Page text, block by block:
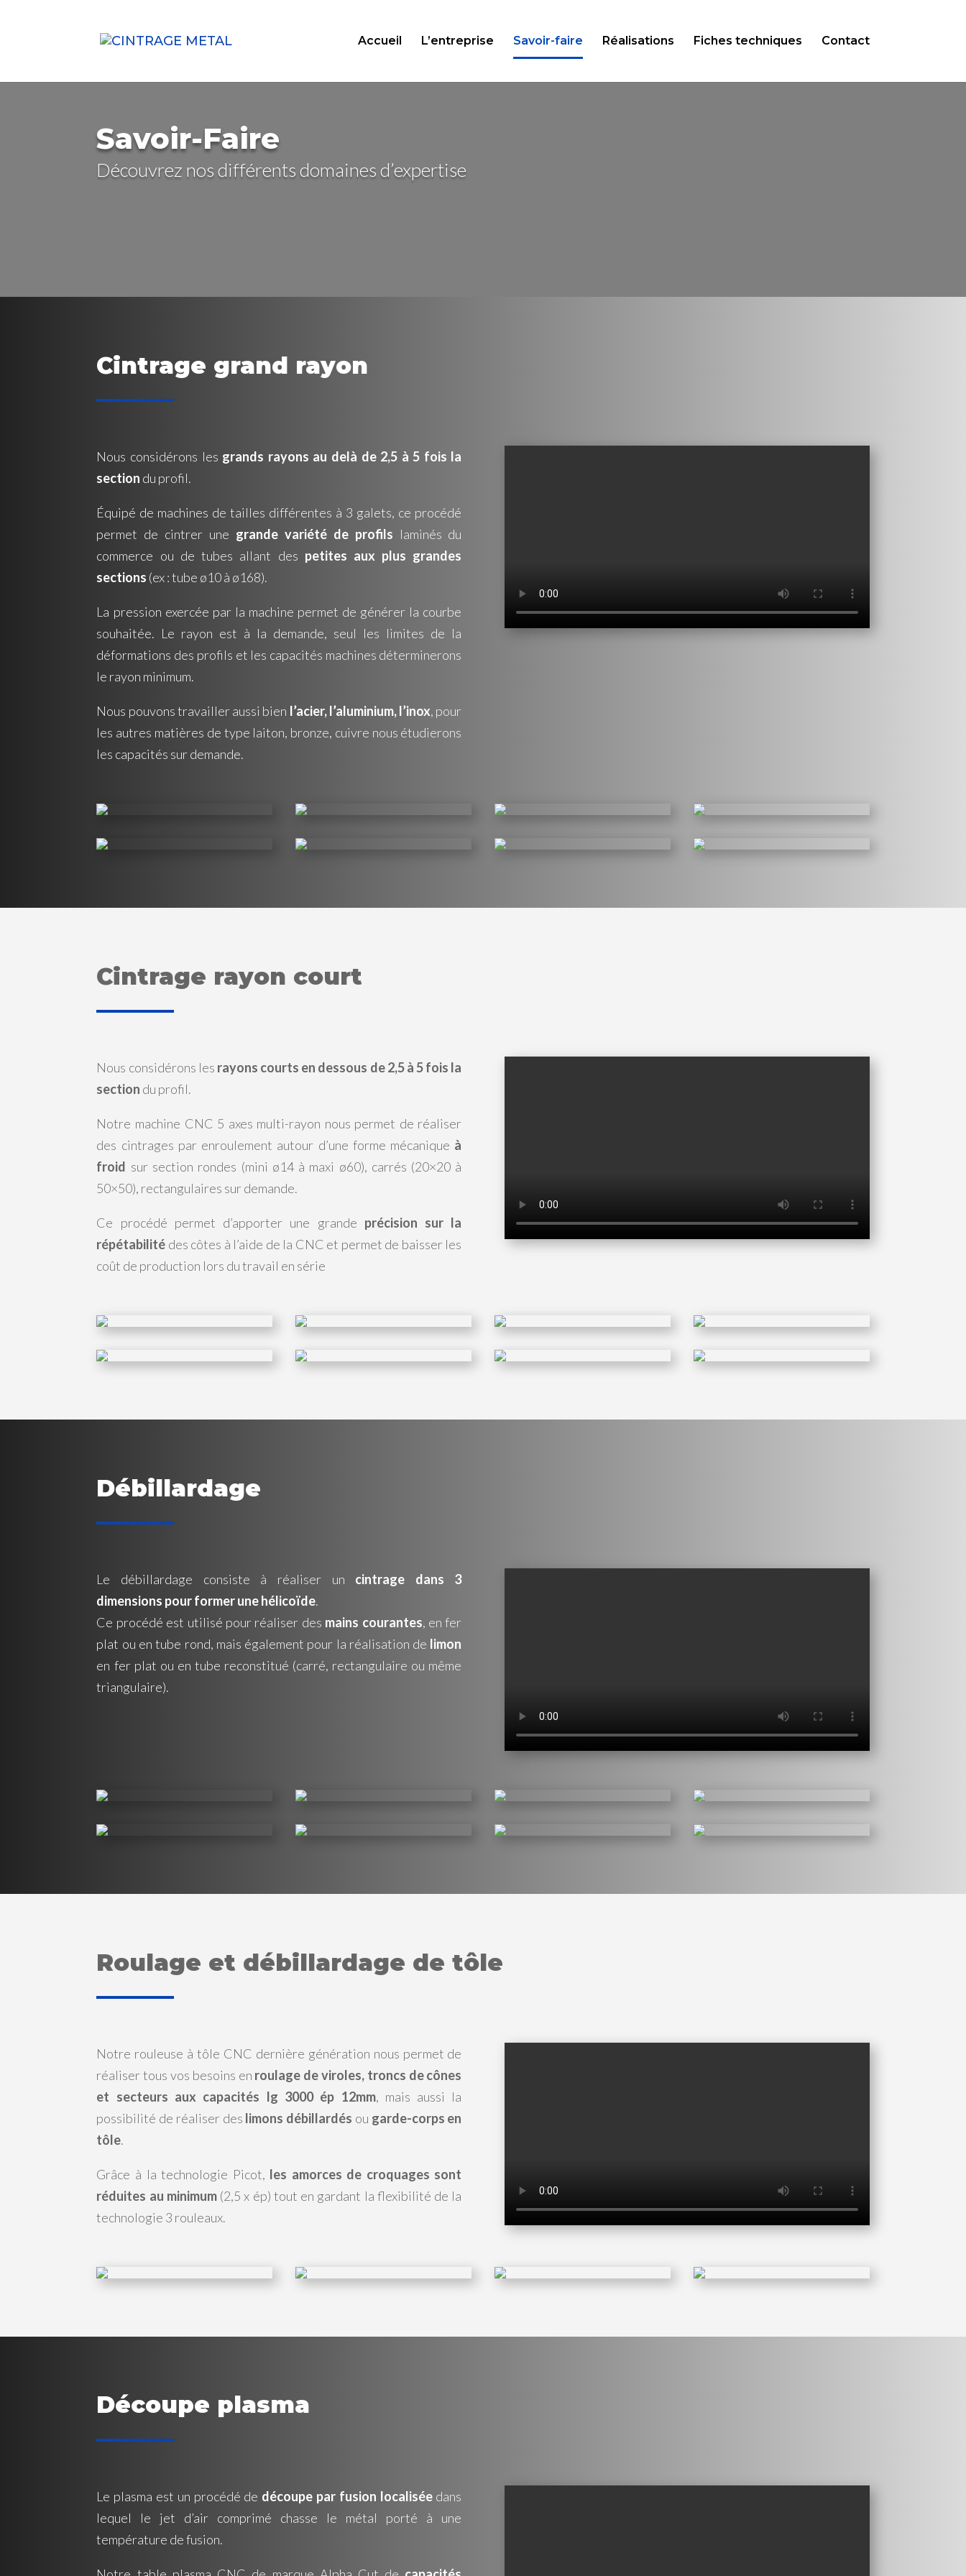
Accueil L’entreprise Savoir-faire Réalisations Fiches techniques Contact
Savoir-Faire
Découvrez nos différents domaines d’expertise
Cintrage grand rayon
Nous considérons les grands rayons au delà de 2,5 à 5 fois la
section du profil.
Équipé de machines de tailles différentes à 3 galets, ce procédé
permet de cintrer une grande variété de profils laminés du
commerce ou de tubes allant des petites aux plus grandes
sections (ex : tube ø10 à ø168).
La pression exercée par la machine permet de générer la courbe
souhaitée. Le rayon est à la demande, seul les limites de la
déformations des profils et les capacités machines déterminerons
le rayon minimum.
Nous pouvons travailler aussi bien l’acier, l’aluminium, l’inox, pour
les autres matières de type laiton, bronze, cuivre nous étudierons
les capacités sur demande.
Cintrage rayon court
Nous considérons les rayons courts en dessous de 2,5 à 5 fois la
section du profil.
Notre machine CNC 5 axes multi-rayon nous permet de réaliser
des cintrages par enroulement autour d’une forme mécanique à
froid sur section rondes (mini ø14 à maxi ø60), carrés (20×20 à
50×50), rectangulaires sur demande.
Ce procédé permet d’apporter une grande précision sur la
répétabilité des côtes à l’aide de la CNC et permet de baisser les
coût de production lors du travail en série
Débillardage
Le débillardage consiste à réaliser un cintrage dans 3
dimensions pour former une hélicoïde.
Ce procédé est utilisé pour réaliser des mains courantes, en fer
plat ou en tube rond, mais également pour la réalisation de limon
en fer plat ou en tube reconstitué (carré, rectangulaire ou même
triangulaire).
Roulage et débillardage de tôle
Notre rouleuse à tôle CNC dernière génération nous permet de
réaliser tous vos besoins en roulage de viroles, troncs de cônes
et secteurs aux capacités lg 3000 ép 12mm, mais aussi la
possibilité de réaliser des limons débillardés ou garde-corps en
tôle.
Grâce à la technologie Picot, les amorces de croquages sont
réduites au minimum(2,5 x ép) tout en gardant la flexibilité de la
technologie 3 rouleaux.
Découpe plasma
Le plasma est un procédé de découpe par fusion localiséedans
lequel le jet d’air comprimé chasse le métal porté à une
température de fusion.